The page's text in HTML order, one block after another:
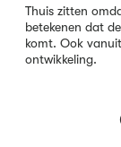
Thuis zitten
betekenen dat
komt. Ook
ontwikkeling.